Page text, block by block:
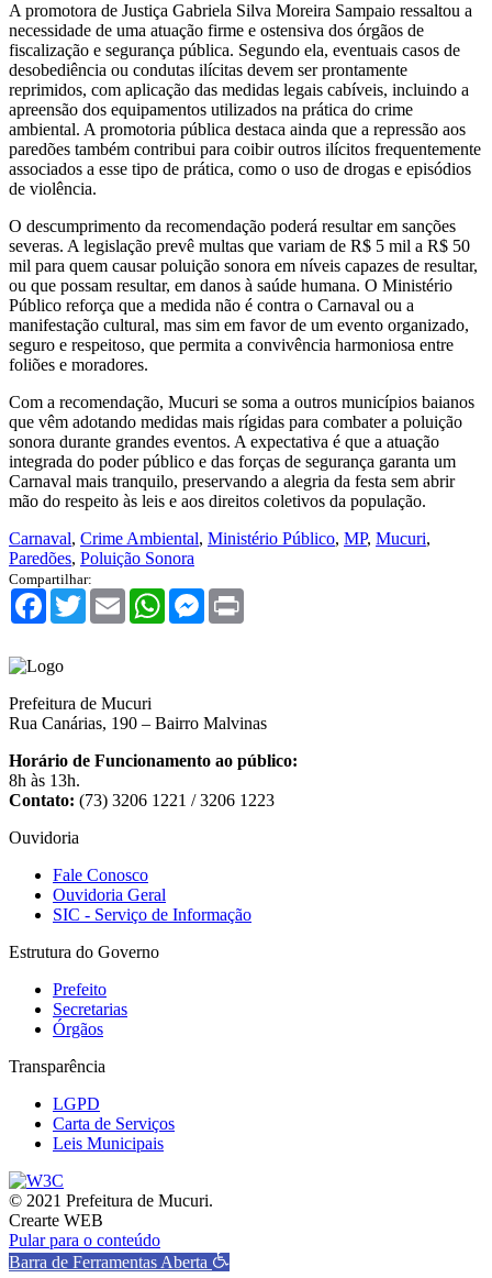
A promotora de Justiça Gabriela Silva Moreira Sampaio ressaltou a
necessidade de uma atuação firme e ostensiva dos órgãos de
fiscalização e segurança pública. Segundo ela, eventuais casos de
desobediência ou condutas ilícitas devem ser prontamente
reprimidos, com aplicação das medidas legais cabíveis, incluindo a
apreensão dos equipamentos utilizados na prática do crime
ambiental. A promotoria pública destaca ainda que a repressão aos
paredões também contribui para coibir outros ilícitos frequentemente
associados a esse tipo de prática, como o uso de drogas e episódios
de violência.
O descumprimento da recomendação poderá resultar em sanções
severas. A legislação prevê multas que variam de R$ 5 mil a R$ 50
mil para quem causar poluição sonora em níveis capazes de resultar,
ou que possam resultar, em danos à saúde humana. O Ministério
Público reforça que a medida não é contra o Carnaval ou a
manifestação cultural, mas sim em favor de um evento organizado,
seguro e respeitoso, que permita a convivência harmoniosa entre
foliões e moradores.
Com a recomendação, Mucuri se soma a outros municípios baianos
que vêm adotando medidas mais rígidas para combater a poluição
sonora durante grandes eventos. A expectativa é que a atuação
integrada do poder público e das forças de segurança garanta um
Carnaval mais tranquilo, preservando a alegria da festa sem abrir
mão do respeito às leis e aos direitos coletivos da população.
Carnaval, Crime Ambiental, Ministério Público, MP, Mucuri,
Paredões, Poluição Sonora
Compartilhar:
Facebook
TwitterEmail WhatsAppMessenger
Prefeitura de Mucuri
Rua Canárias, 190 – Bairro Malvinas
Horário de Funcionamento ao público:
8h às 13h.
Contato: (73) 3206 1221 / 3206 1223
Ouvidoria
Fale Conosco
Ouvidoria Geral
SIC - Serviço de Informação
Estrutura do Governo
Prefeito
Secretarias
Órgãos
Transparência
LGPD
Carta de Serviços
Leis Municipais
© 2021 Prefeitura de Mucuri.
Crearte WEB
Pular para o conteúdo
Barra de Ferramentas Aberta